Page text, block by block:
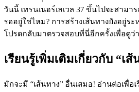
วันนี้ เทรนเนอร์เลเวล 37 ขึ้นไปจะสามา
รออยู่ใช่ไหม? การสร้างเส้นทางยังอยู่ร
โปรดกลับมาตรวจสอบที่นี่อีกครั้งเพื่อดูว่
เรียนรู้เพิ่มเติมเกี่ยวกับ “เส้
มักจะมี “เส้นทาง” อื่นเสมอ! อ่านต่อเพื่อเ